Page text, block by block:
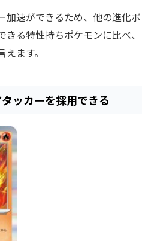
加速ができるため、他の進化ポ
る特性持ちポケモンに比べ、
ます。
ッカーを採用できる